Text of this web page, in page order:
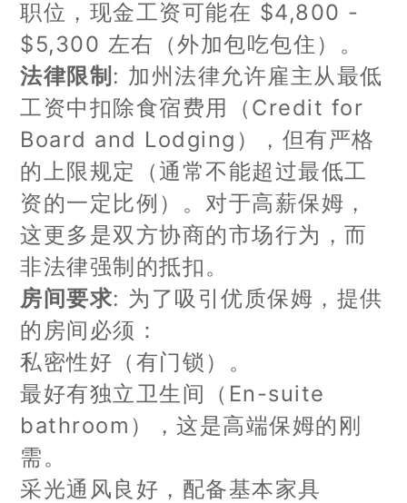
职位，现金工资可能在 $4,800 -
$5,300 左右（外加包吃包住）。
法律限制 : 加州法律允许雇主从最低
工资中扣除食宿费用（Credit for
Board and Lodging），但有严格
的上限规定（通常不能超过最低工
资的一定比例）。对于高薪保姆，
这更多是双方协商的市场行为，而
非法律强制的抵扣。
房间要求: 为了吸引优质保姆，提供
的房间必须：
私密性好（有门锁）。
最好有独立卫生间（En-suite
bathroom），这是高端保姆的刚
需。
采光通风良好，配备基本家具